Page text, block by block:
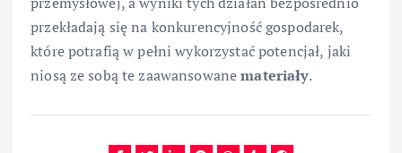
przekładają się na konkurencyjność gospodarek,
które potrafią w pełni wykorzystać potencjał, jaki
niosą ze sobą te zaawansowanemateriały.